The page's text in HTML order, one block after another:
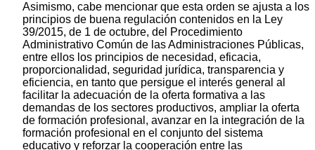
Asimismo, cabe mencionar que esta orden se ajusta a los
principios de buena regulación contenidos en la Ley
39/2015, de 1 de octubre, del Procedimiento
Administrativo Común de las Administraciones Públicas,
entre ellos los principios de necesidad, eficacia,
proporcionalidad, seguridad jurídica, transparencia y
eficiencia, en tanto que persigue el interés general al
facilitar la adecuación de la oferta formativa a las
demandas de los sectores productivos, ampliar la oferta
de formación profesional, avanzar en la integración de la
formación profesional en el conjunto del sistema
educativo y reforzar la cooperación entre las